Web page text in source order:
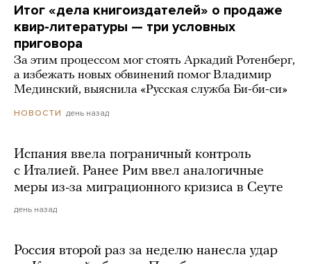
Итог «дела книгоиздателей» о продаже
квир-литературы — три условных
приговора
За этим процессом мог стоять Аркадий Ротенберг,
а избежать новых обвинений помог Владимир
Мединский, выяснила «Русская служба Би-би-си»
НОВОСТИ день назад
Испания ввела пограничный контроль
с Италией. Ранее Рим ввел аналогичные
меры из-за миграционного кризиса в Сеуте
день назад
Россия второй раз за неделю нанесла удар